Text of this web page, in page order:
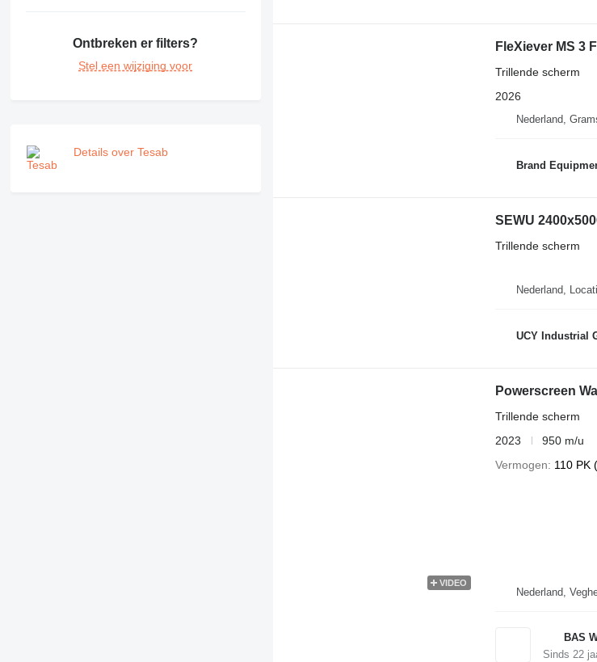
Ontbreken er filters?
Stel een wijziging voor
Details over Tesab
FleXiever MS 3
Trillende scherm
2026
Nederland,
Brand
SEWU
Trillende scherm
Nederland,
UCY Industrial
VIDEO
Powerscreen
Trillende scherm
2023
950 m/u
Vermogen
110 PK
Nederland,
BAS
Sinds 22